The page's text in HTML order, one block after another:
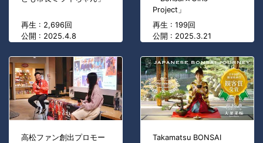
再生 : 2,696回
公開 : 2025.4.8
Project」
再生 : 199回
公開 : 2025.3.21
高松ファン創出プロモー
Takamatsu BONSAI